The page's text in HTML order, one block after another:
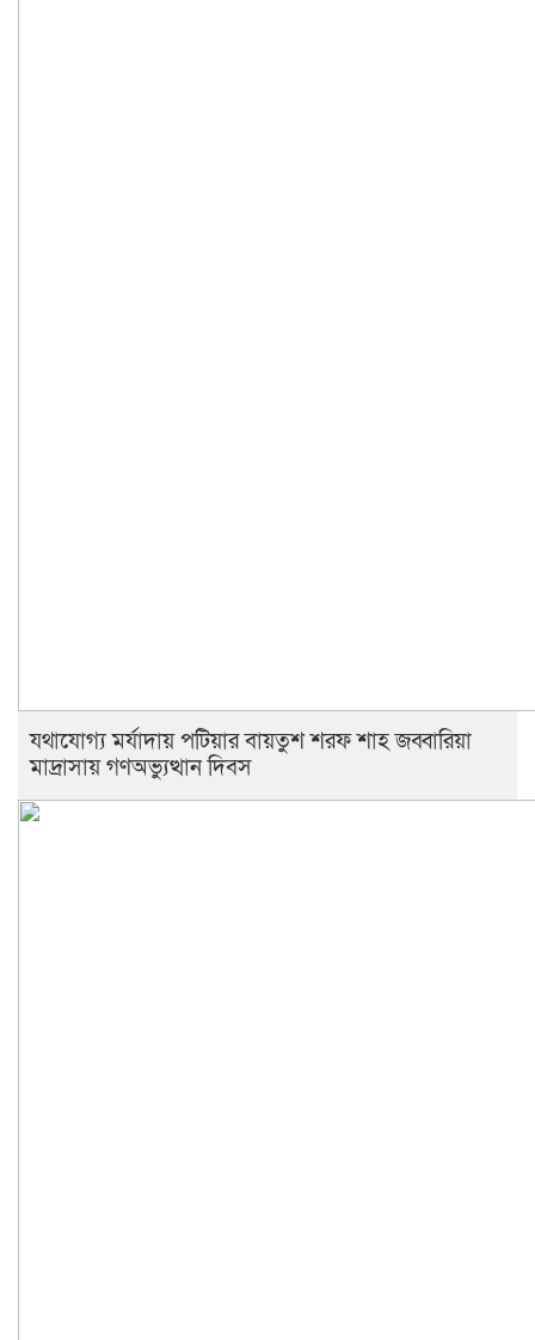
যথাযোগ্য মর্যাদায় পটিয়ার বায়তুশ শরফ শাহ জব্বারিয়া
মাদ্রাসায় গণঅভ্যুত্থান দিবস